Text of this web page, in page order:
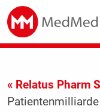
« Relatus Pharm